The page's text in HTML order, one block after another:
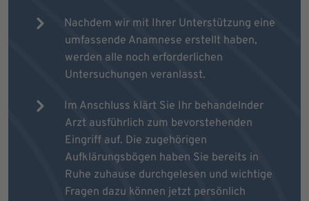
Nachdem wir mit Ihrer Unterstützung eine
umfassende Anamnese erstellt haben,
werden alle noch erforderlichen
Untersuchungen veranlasst.
Im Anschluss klärt Sie Ihr behandelnder
Arzt ausführlich zum bevorstehenden
Eingriff auf. Die zugehörigen
Aufklärungsbögen haben Sie bereits in
Ruhe zuhause durchgelesen und wichtige
Fragen dazu können jetzt persönlich